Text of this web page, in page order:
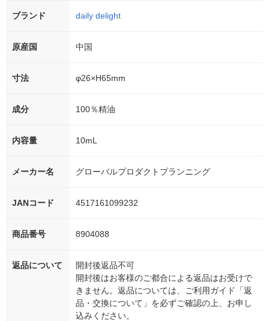
ブランド daily delight
原産国 中国
寸法 φ26×H65mm
成分 100％精油
内容量 10mL
メーカー名 グローバルプロダクトプランニング
JANコード 4517161099232
商品番号 8904088
返品について
開封後返品不可
開封後はお客様のご都合による返品はお受けで
きません。返品については、ご利用ガイド「返
品・交換について」を必ずご確認の上、お申し
込みください。